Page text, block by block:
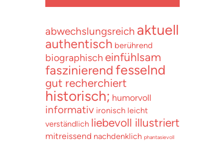
abwechslungsreich aktuell
authentisch berührend
biographisch einfühlsam
faszinierend fesselnd
gut recherchiert
historisch; humorvoll
informativ ironisch leicht
verständlich liebevoll illustriert
mitreissend nachdenklich phantasievoll